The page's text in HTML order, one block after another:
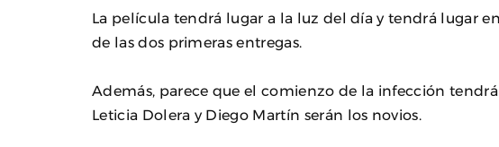
La película tendrá lugar a la luz del día y tendrá lugar
de las dos primeras entregas.
Además, parece que el comienzo de la infección
Leticia Dolera y Diego Martín serán los novios.